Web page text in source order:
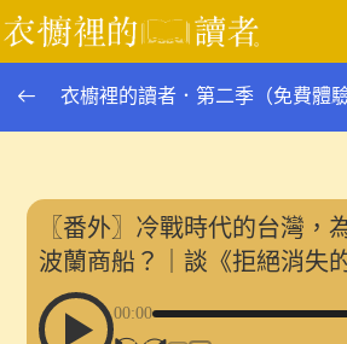
跳
至
內
12.如何重建二十世紀的嗅覺經驗？｜談
與奧斯威辛的焚屍爐
〖番外〗冷戰時代的台灣，為何劫走了兩
談《拒絕消失的波蘭》（下）
衣櫥裡的讀者．第二季（免費體驗
〖番外〗冷戰時代的台灣，
波蘭商船？｜談《拒絕消失
00:00